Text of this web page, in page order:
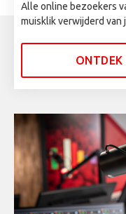
Alle online bezoekers
muisklik verwijderd van
ONTDEK